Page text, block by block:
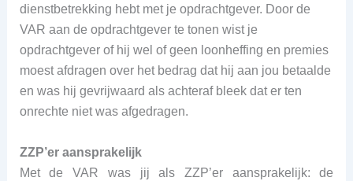
dienstbetrekking hebt met je opdrachtgever. Door de
VAR aan de opdrachtgever te tonen wist je
opdrachtgever of hij wel of geen loonheffing en premies
moest afdragen over het bedrag dat hij aan jou betaalde
en was hij gevrijwaard als achteraf bleek dat er ten
onrechte niet was afgedragen.
ZZP’er aansprakelijk
Met de VAR was jij als ZZP’er aansprakelijk: de